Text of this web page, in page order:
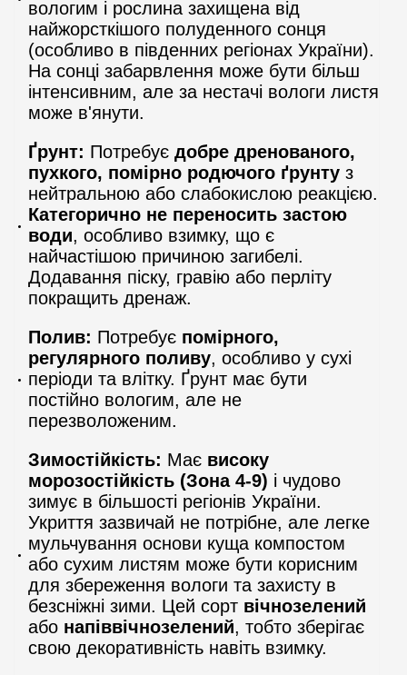
вологим і рослина захищена від
найжорсткішого полуденного сонця
(особливо в південних регіонах України).
На сонці забарвлення може бути більш
інтенсивним, але за нестачі вологи листя
може в'янути.
Ґрунт: Потребує добре дренованого,
пухкого, помірно родючого ґрунту з
нейтральною або слабокислою реакцією.
Категорично не переносить застою
води, особливо взимку, що є
найчастішою причиною загибелі.
Додавання піску, гравію або перліту
покращить дренаж.
Полив: Потребує помірного,
регулярного поливу, особливо у сухі
періоди та влітку. Ґрунт має бути
постійно вологим, але не
перезволоженим.
Зимостійкість: Має високу
морозостійкість (Зона 4-9) і чудово
зимує в більшості регіонів України.
Укриття зазвичай не потрібне, але легке
мульчування основи куща компостом
або сухим листям може бути корисним
для збереження вологи та захисту в
безсніжні зими. Цей сорт вічнозелений
або напіввічнозелений, тобто зберігає
свою декоративність навіть взимку.